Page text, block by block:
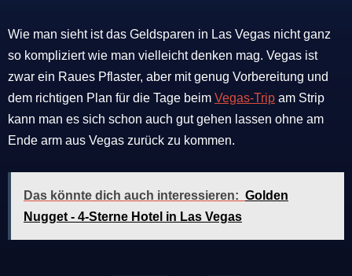
Wie man sieht ist das Geldsparen in Las Vegas nicht ganz
so kompliziert wie man vielleicht denken mag. Vegas ist
zwar ein Raues Pflaster, aber mit genug Vorbereitung und
dem richtigen Plan für die Tage beim Vegas-Trip am Strip
kann man es sich schon auch gut gehen lassen ohne am
Ende arm aus Vegas zurück zu kommen.
Das könnte dich auch interessieren: Golden
Nugget - 4-Sterne Hotel in Las Vegas